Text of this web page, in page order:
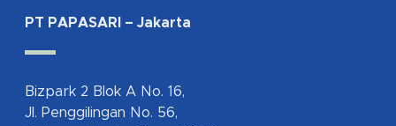
PT PAPASARI – Jakarta
Bizpark 2 Blok A No. 16,
Jl. Penggilingan No. 56,